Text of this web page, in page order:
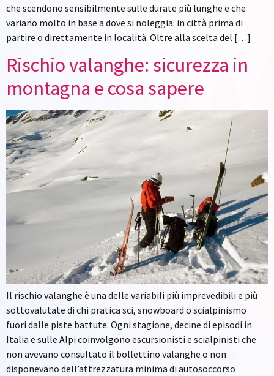
che scendono sensibilmente sulle durate più lunghe e che
variano molto in base a dove si noleggia: in città prima di
partire o direttamente in località. Oltre alla scelta del […]
Rischio valanghe: sicurezza in
montagna e cosa sapere
Il rischio valanghe è una delle variabili più imprevedibili e più
sottovalutate di chi pratica sci, snowboard o scialpinismo
fuori dalle piste battute. Ogni stagione, decine di episodi in
Italia e sulle Alpi coinvolgono escursionisti e scialpinisti che
non avevano consultato il bollettino valanghe o non
disponevano dell’attrezzatura minima di autosoccorso